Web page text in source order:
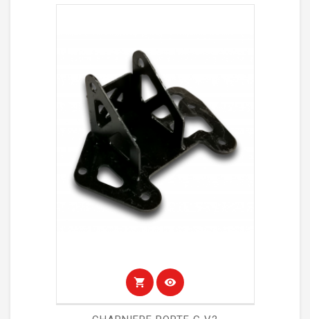
shopping_cart visibility